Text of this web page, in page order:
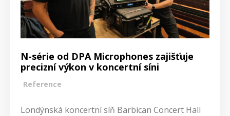
N-série od DPA Microphones zajišťuje
precizní výkon v koncertní síni
Reference
Londýnská koncertní síň Barbican Concert Hall